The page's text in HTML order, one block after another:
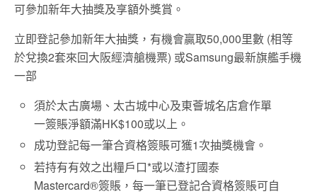
可參加新年大抽獎及享額外獎賞。
立即登記參加新年大抽獎，有機會贏取50,000里數 (相等
於兌換2套來回大阪經濟艙機票) 或Samsung最新旗艦手機
一部
須於太古廣場、太古城中心及東薈城名店倉作單
一簽賬淨額滿HK$100或以上。
成功登記每一筆合資格簽賬可獲1次抽獎機會。
若持有有效之出糧戶口*或以渣打國泰
Mastercard®簽賬，每一筆已登記合資格簽賬可自